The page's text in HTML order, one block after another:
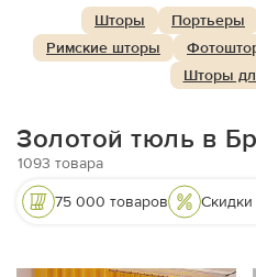
Шторы Портьеры
Римские шторы
Шторы
Золотой тюль в
1093 товара
75 000 товаров